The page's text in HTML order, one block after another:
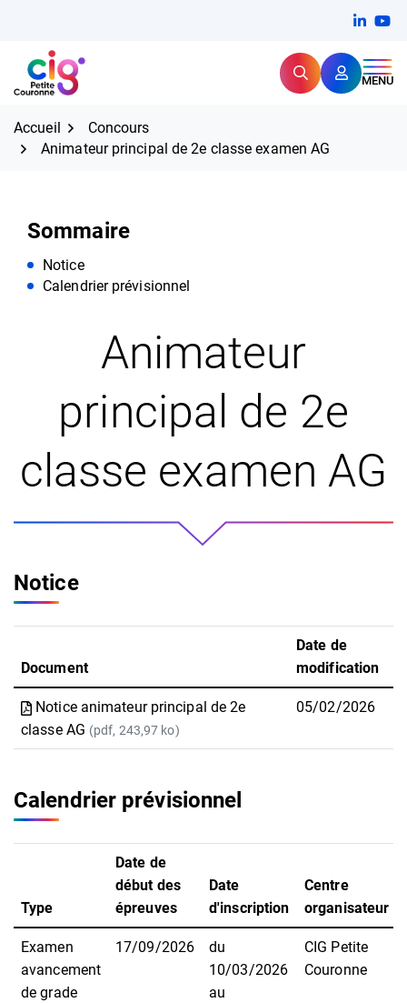
contenu
CIG Petite Couronne RechercherMENU
Expertise et proximité pour
Accueil
Concours
Animateur principal de 2e classe examen AG
Sommaire
Notice
Calendrier prévisionnel
Animateur
principal de 2e
classe examen AG
Notice
Document
Date de
modification
Notice animateur principal de 2e
classe AG (pdf, 243,97 ko)
05/02/2026
Calendrier prévisionnel
Type
Date de
début des
épreuves
Date
d'inscription
Centre
organisateur
Examen
avancement
de grade
17/09/2026
du
10/03/2026
au
CIG Petite
Couronne